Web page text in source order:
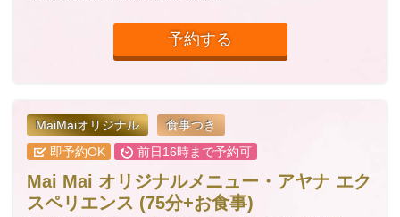
予約する
MaiMaiオリジナル
食事つき
即予約OK
前日16時まで予約可
Mai Mai オリジナルメニュー・アヤナ エク
スペリエンス (75分+お食事)